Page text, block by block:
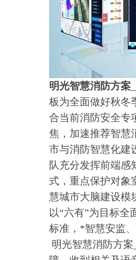
明光智慧消防方案
板为全面做好秋冬
合当前消防安全专
焦，加速推荐智慧
市与消防智慧化建
队充分发挥前端
式，重点保护对象
慧城市大脑建设模
以“六有”为目标全
标准，*智慧安监
明光智慧消防方